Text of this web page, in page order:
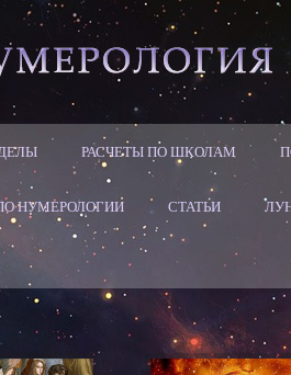
РАСЧЕТЫ ПО ШКОЛАМ
НУМЕРОЛОГИИ СТАТЬИ